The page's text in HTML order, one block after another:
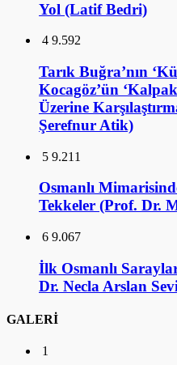
Yol (Latif Bedri)
4 9.592
Tarık Buğra’nın
Kocagöz’ün
Üzerine
Şerefnur Atik)
5 9.211
Osmanlı
Tekkeler (Prof. Dr.
6 9.067
İlk Osmanlı
Dr. Necla Arslan
GALERİ
1